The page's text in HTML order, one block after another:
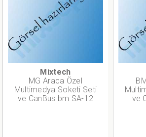
Mixtech
MG Araca Özel
Multimedya Soketi Seti
ve CanBus bm SA-12
ve